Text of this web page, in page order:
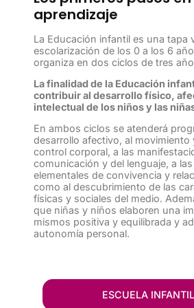
aprendizaje
La Educación infantil es una tapa
escolarización de los 0 a los 6
organiza en dos ciclos de tres
La finalidad de la Educación
contribuir al desarrollo físico,
intelectual de los niños y las
En ambos ciclos se atenderá
desarrollo afectivo, al movimiento
control corporal, a las
comunicación y del lenguaje, a
elementales de convivencia y
como al descubrimiento de las
físicas y sociales del medio.
que niñas y niños elaboren una
mismos positiva y equilibrada y
autonomía personal.
ESCUELA INFANTIL